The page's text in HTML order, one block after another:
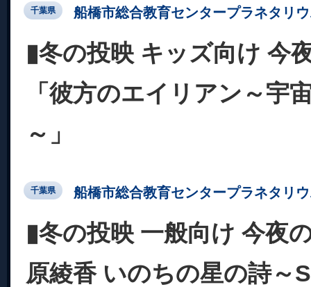
千葉県 船橋市総合教育センタープラネタリ
▮冬の投映 キッズ向け 今
「彼方のエイリアン～宇
～」
千葉県 船橋市総合教育センタープラネタリ
▮冬の投映 一般向け 今夜
原綾香 いのちの星の詩～